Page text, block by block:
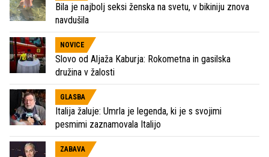
Bila je najbolj seksi ženska na svetu, v bikiniju znova
navdušila
NOVICE
Slovo od Aljaža Kaburja: Rokometna in gasilska
družina v žalosti
GLASBA
Italija žaluje: Umrla je legenda, ki je s svojimi
pesmimi zaznamovala Italijo
ZABAVA